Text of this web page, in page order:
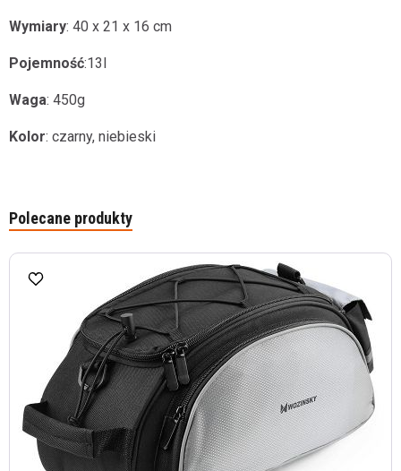
Wymiary: 40 x 21 x 16 cm
Pojemność:13l
Waga: 450g
Kolor: czarny, niebieski
Polecane produkty